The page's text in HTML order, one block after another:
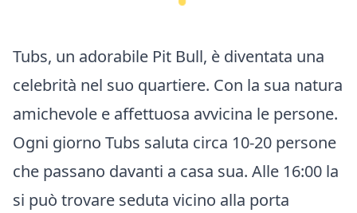
Tubs, un adorabile Pit Bull, è diventata una
celebrità nel suo quartiere. Con la sua natura
amichevole e affettuosa avvicina le persone.
Ogni giorno Tubs saluta circa 10-20 persone
che passano davanti a casa sua. Alle 16:00 la
si può trovare seduta vicino alla porta